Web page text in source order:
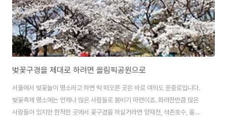
벚꽃구경을 제대로 하려면 올림픽공원으로
서울에서 벚꽃놀이 명소라고 하면 딱 떠오른 곳은 바로 여의도 윤중로입니다.
벚꽃축제 명소에는 언제나 많은 사람들로 붐비기 마련이죠. 화려한만큼 많은
사람들이 있지만 한적한 곳에서 꽃구경을 하실거라면 양재천, 석촌호수, 올림